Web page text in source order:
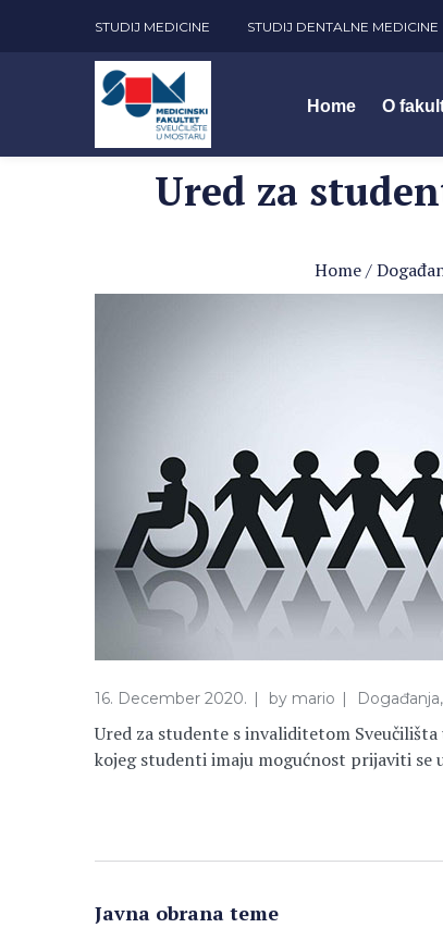
STUDIJ MEDICINE STUDIJ DENTALNE MEDICINE
Home O
Ured za
Home/
16. December 2020. by mario Događanja,
Ured za studente s invaliditetom
kojeg studenti imaju mogućnost prijaviti se
Javna obrana teme